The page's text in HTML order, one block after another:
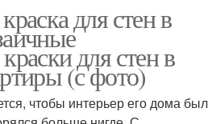
для стен в
для стен в
(с фото)
чтобы интерьер его дома был